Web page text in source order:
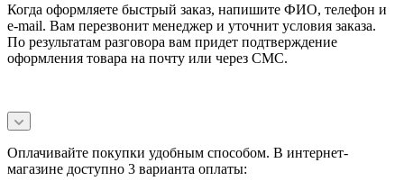
Когда оформляете быстрый заказ, напишите ФИО, телефон и
e-mail. Вам перезвонит менеджер и уточнит условия заказа.
По результатам разговора вам придет подтверждение
оформления товара на почту или через СМС.
Оплачивайте покупки удобным способом. В интернет-
магазине доступно 3 варианта оплаты: